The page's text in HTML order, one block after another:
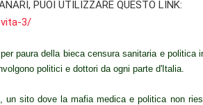
PUOI UTILIZZARE QUESTO LINK:
3/
paura della bieca censura sanitaria e politica
politici e dottori da ogni parte d'Italia.
un sito dove la mafia medica e politica non